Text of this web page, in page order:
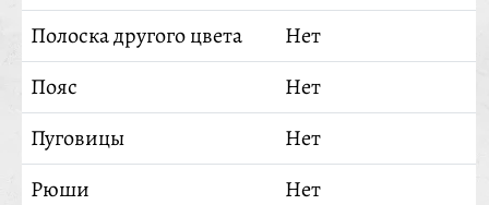
Полоска другого цвета
Нет
Пояс
Нет
Пуговицы
Нет
Рюши
Нет